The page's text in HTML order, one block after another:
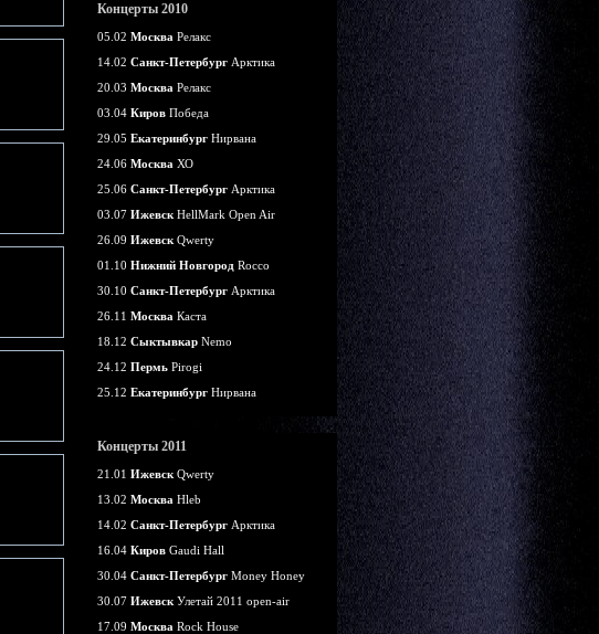
Концерты 2010
05.02 Москва Релакс
14.02 Санкт-Петербург Арктика
20.03 Москва Релакс
03.04 Киров Победа
29.05 Екатеринбург Нирвана
24.06 Москва ХО
25.06 Санкт-Петербург Арктика
03.07 Ижевск HellMark Open Air
26.09 Ижевск Qwerty
01.10 Нижний Новгород Rocco
30.10 Санкт-Петербург Арктика
26.11 Москва Каста
18.12 Сыктывкар Nemo
24.12 Пермь Pirogi
25.12 Екатеринбург Нирвана
Концерты 2011
21.01 Ижевск Qwerty
13.02 Москва Hleb
14.02 Санкт-Петербург Арктика
16.04 Киров Gaudi Hall
30.04 Санкт-Петербург Money Honey
30.07 Ижевск Улетай 2011 open-air
17.09 Москва Rock House